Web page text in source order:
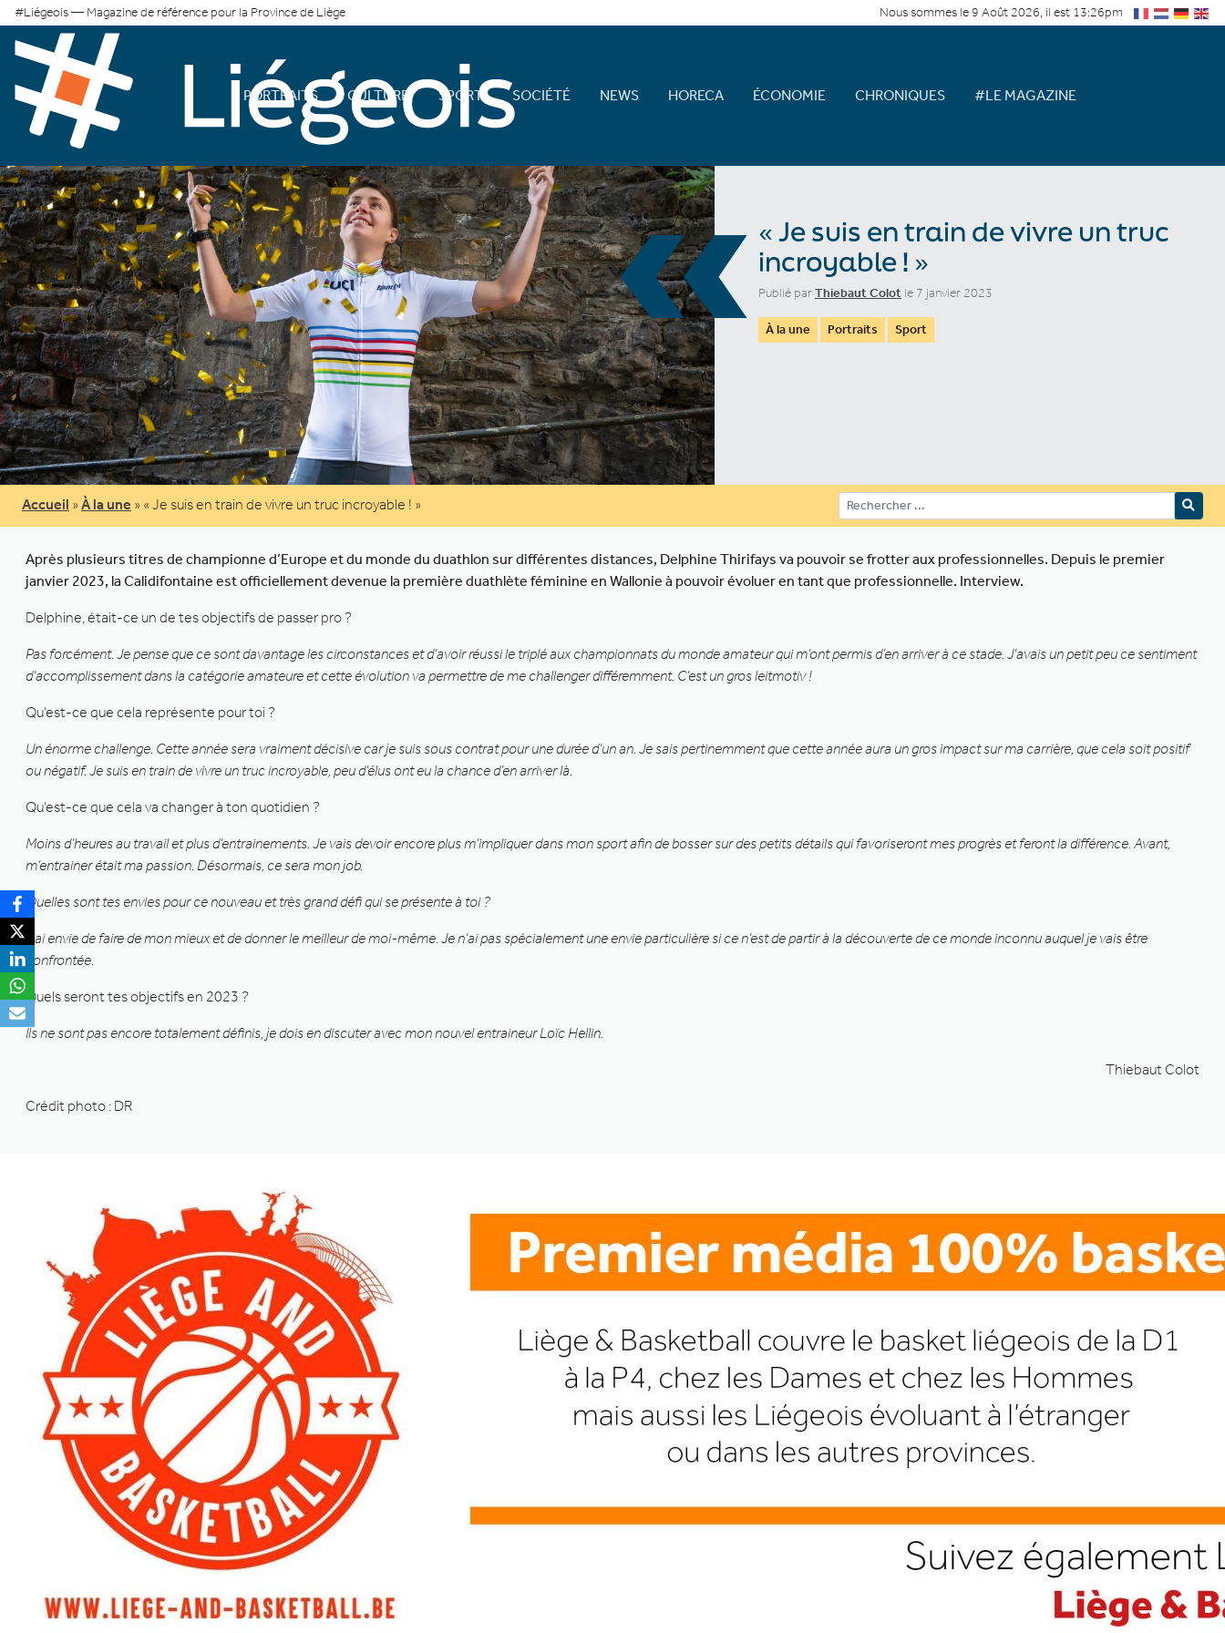
#Liégeois — Magazine de référence pour la Province de Liège Nous sommes le 9 Août 2026, il est 13:26pm
PORTRAITS CULTURE SPORT SOCIÉTÉ NEWS HORECA ÉCONOMIE CHRONIQUES #LE MAGAZINE
«« Je suis en train de vivre un truc
incroyable ! »
Publié parThiebaut Colot le 7 janvier 2023
À la une Portraits Sport
Accueil » À la une » « Je suis en train de vivre un truc incroyable ! »
Après plusieurs titres de championne d’Europe et du monde du duathlon sur différentes distances, Delphine Thirifays va pouvoir se frotter aux professionnelles. Depuis le premier
janvier 2023, la Calidifontaine est officiellement devenue la première duathlète féminine en Wallonie à pouvoir évoluer en tant que professionnelle. Interview.
Delphine, était-ce un de tes objectifs de passer pro ?
Pas forcément. Je pense que ce sont davantage les circonstances et d’avoir réussi le triplé aux championnats du monde amateur qui m’ont permis d’en arriver à ce stade. J’avais un petit peu ce sentiment
d’accomplissement dans la catégorie amateure et cette évolution va permettre de me challenger différemment. C’est un gros leitmotiv !
Qu’est-ce que cela représente pour toi ?
Un énorme challenge. Cette année sera vraiment décisive car je suis sous contrat pour une durée d’un an. Je sais pertinemment que cette année aura un gros impact sur ma carrière, que cela soit positif
ou négatif. Je suis en train de vivre un truc incroyable, peu d’élus ont eu la chance d’en arriver là.
Qu’est-ce que cela va changer à ton quotidien ?
Moins d’heures au travail et plus d’entrainements. Je vais devoir encore plus m’impliquer dans mon sport afin de bosser sur des petits détails qui favoriseront mes progrès et feront la différence. Avant,
m’entrainer était ma passion. Désormais, ce sera mon job.
Quelles sont tes envies pour ce nouveau et très grand défi qui se présente à toi ?
J’ai envie de faire de mon mieux et de donner le meilleur de moi-même. Je n’ai pas spécialement une envie particulière si ce n’est de partir à la découverte de ce monde inconnu auquel je vais être
confrontée.
Quels seront tes objectifs en 2023 ?
Ils ne sont pas encore totalement définis, je dois en discuter avec mon nouvel entraineur Loïc Hellin.
Thiebaut Colot
Crédit photo : DR